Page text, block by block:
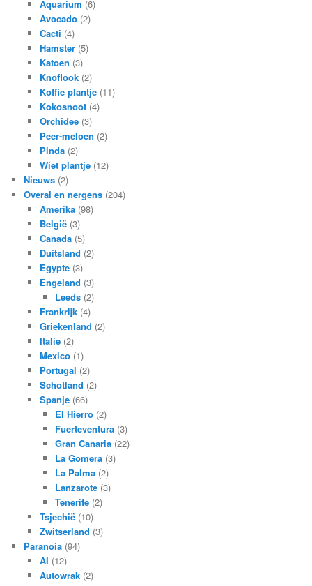
Aquarium (6)
Avocado(2)
Cacti (4)
Hamster(5)
Katoen (3)
Knoflook(2)
Koffie plantje(11)
Kokosnoot(4)
Orchidee(3)
Peer-meloen (2)
Pinda(2)
Wiet plantje(12)
Nieuws (2)
Overal en nergens (204)
Amerika(98)
België(3)
Canada(5)
Duitsland (2)
Egypte(3)
Engeland (3)
Leeds (2)
Frankrijk(4)
Griekenland (2)
Italie(2)
Mexico(1)
Portugal (2)
Schotland (2)
Spanje(66)
El Hierro (2)
Fuerteventura (3)
Gran Canaria (22)
La Gomera (3)
La Palma (2)
Lanzarote (3)
Tenerife (2)
Tsjechië(10)
Zwitserland (3)
Paranoia (94)
AI (12)
Autowrak(2)